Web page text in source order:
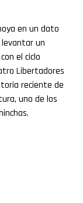
en un dato
levantar un
el ciclo
Libertadores
reciente de
uno de los